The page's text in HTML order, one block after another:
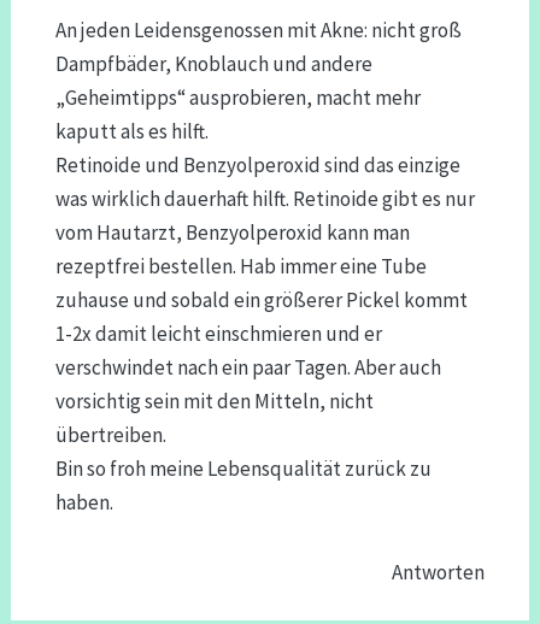
An jeden Leidensgenossen mit Akne: nicht groß
Dampfbäder, Knoblauch und andere
„Geheimtipps“ ausprobieren, macht mehr
kaputt als es hilft.
Retinoide und Benzyolperoxid sind das einzige
was wirklich dauerhaft hilft. Retinoide gibt es nur
vom Hautarzt, Benzyolperoxid kann man
rezeptfrei bestellen. Hab immer eine Tube
zuhause und sobald ein größerer Pickel kommt
1-2x damit leicht einschmieren und er
verschwindet nach ein paar Tagen. Aber auch
vorsichtig sein mit den Mitteln, nicht
übertreiben.
Bin so froh meine Lebensqualität zurück zu
haben.
Antworten